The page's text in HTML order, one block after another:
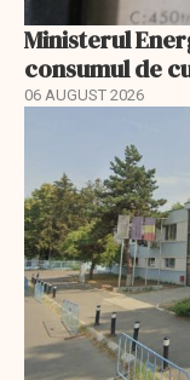
Ministerul
consumul de
06 AUGUST 2026